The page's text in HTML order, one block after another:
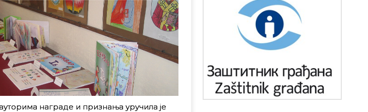
награде и признања уручила је